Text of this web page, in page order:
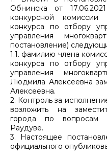
Обнинска от
конкурсной
конкурса по отбору
управления
постановление)
1.1. фамилию члена
конкурса по отбору
управления
Людмила Алексеевна
Алексеевна.
2. Контроль за
возложить на
города по вопросам
Раудуве.
3. Настоящее
официального